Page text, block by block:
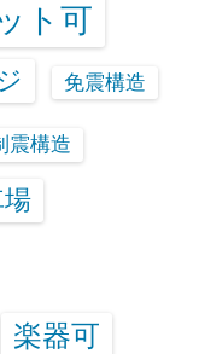
ト可
免震構造
震構造
楽器可